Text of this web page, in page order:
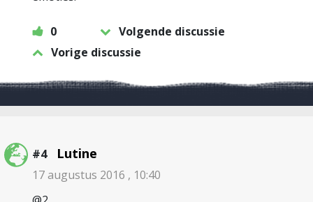
0
Volgende discussie
Vorige discussie
#4 Lutine
17 augustus 2016 , 10:40